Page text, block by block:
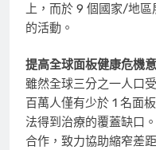
上，而於 9 個國家/地
的活動。
提高全球面板健康危機
雖然全球三分之一人口
百萬人僅有少於 1 名面
法得到治療的覆蓋缺口。
合作，致力協助縮窄差